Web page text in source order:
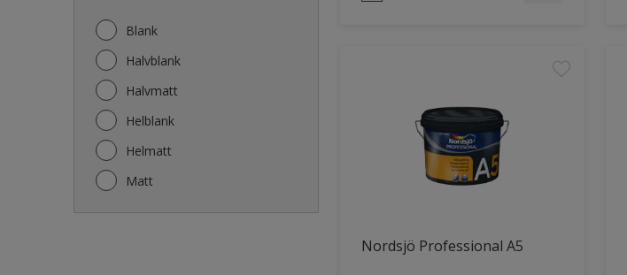
Blank
Halvblank
Halvmatt
Helblank
Helmatt
Matt
Nordsjö Professional A5